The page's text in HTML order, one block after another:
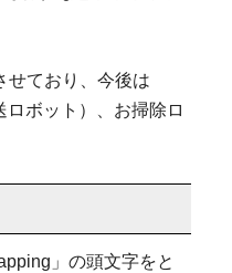
せており、今後は
ロボット）、お掃除ロ
」の頭文字をと